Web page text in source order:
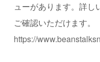
ューがあります。詳し
ご確認いただけます。
https://